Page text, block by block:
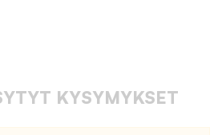
KYSYMYKSET